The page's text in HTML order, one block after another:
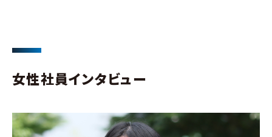
女性社員インタビュー